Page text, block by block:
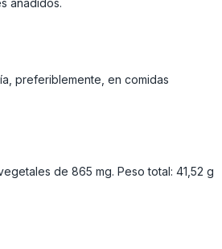
añadidos.
preferiblemente, en comidas
de 865 mg. Peso total: 41,52 g